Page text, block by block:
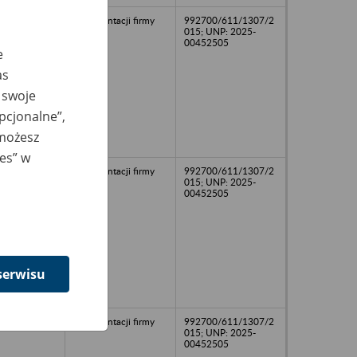
dokumentacji firmy
992700/611/1307/2
015; UNP: 2025-
00452505
dokumentacji firmy
992700/611/1307/2
015; UNP: 2025-
00452505
dokumentacji firmy
992700/611/1307/2
015; UNP: 2025-
00452505
w